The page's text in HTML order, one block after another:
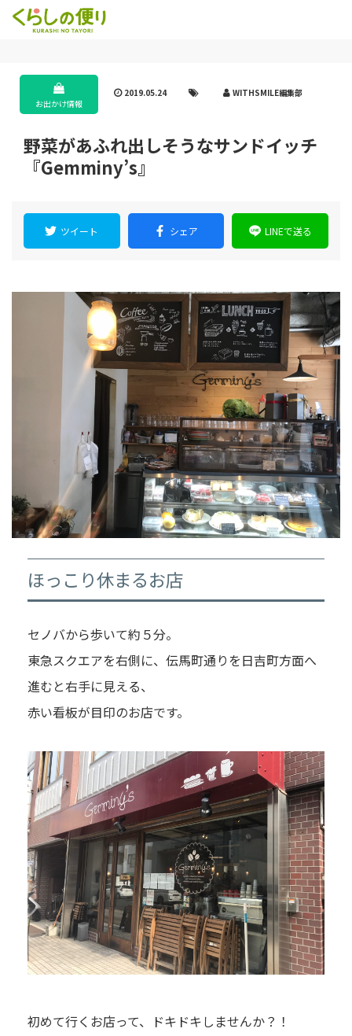
お出かけ情報
2019.05.24 WITHSMILE編集部
野菜があふれ出しそうなサンドイッチ
『Gemminy’s』
ツイート シェア LINEで送る
ほっこり休まるお店
セノバから歩いて約５分。
東急スクエアを右側に、伝馬町通りを日吉町方面へ
進むと右手に見える、
赤い看板が目印のお店です。
初めて行くお店って、ドキドキしませんか？！